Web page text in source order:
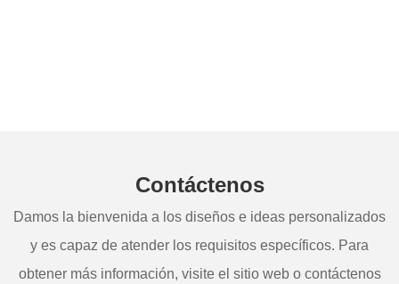
Contáctenos
Damos la bienvenida a los diseños e ideas personalizados
y es capaz de atender los requisitos específicos. Para
obtener más información, visite el sitio web o contáctenos